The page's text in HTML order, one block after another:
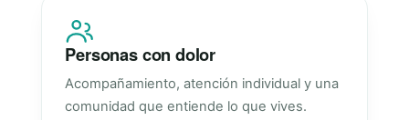
Personas con dolor
Acompañamiento, atención individual y una
comunidad que entiende lo que vives.